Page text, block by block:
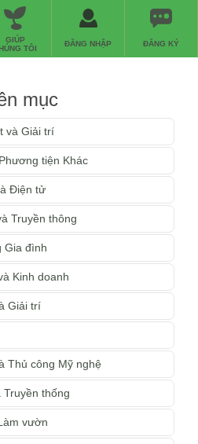
ĐĂNG KÝ
ĐĂNG NHẬP
GIÚP
TÔI
mục
và Giải trí
tiện Khác
Điện tử
Truyền thông
Gia đình
Kinh doanh
Giải trí
Thủ công Mỹ nghệ
Truyền thống
vườn